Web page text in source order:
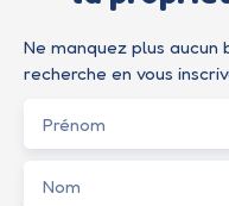
Ne manquez plus
recherche en vous
Prénom
Nom